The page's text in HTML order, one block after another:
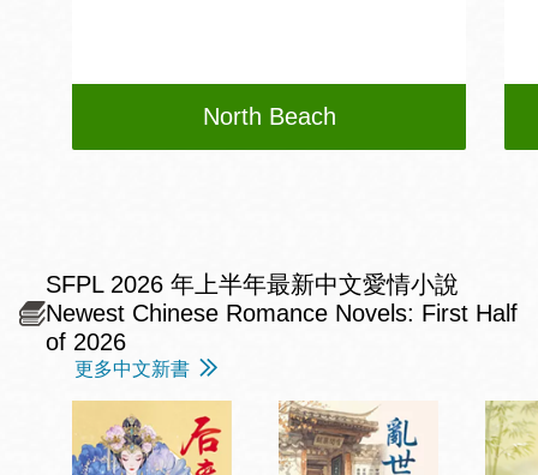
North Beach
SFPL 2026 年上半年最新中文愛情小說
Newest Chinese Romance Novels: First Half
of 2026
更多中文新書